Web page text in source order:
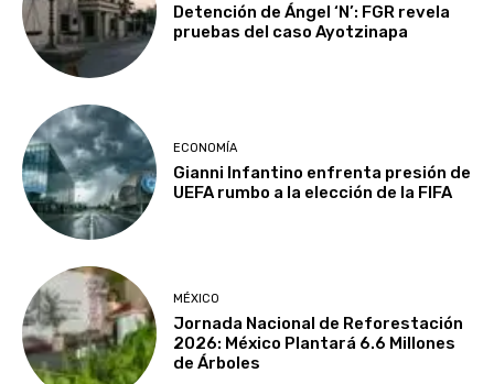
Detención de Ángel ‘N’: FGR revela
pruebas del caso Ayotzinapa
ECONOMÍA
Gianni Infantino enfrenta presión de
UEFA rumbo a la elección de la FIFA
MÉXICO
Jornada Nacional de Reforestación
2026: México Plantará 6.6 Millones
de Árboles